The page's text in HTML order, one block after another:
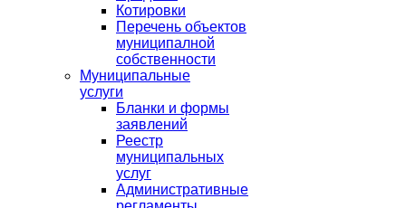
Котировки
Перечень объектов
муниципалной
собственности
Муниципальные
услуги
Бланки и формы
заявлений
Реестр
муниципальных
услуг
Административные